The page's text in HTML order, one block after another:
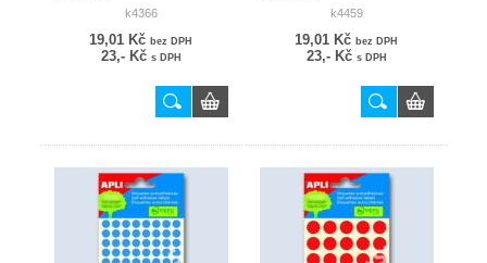
k4366
19,01 Kč bez DPH
23,- Kč s DPH
k4459
19,01 Kč bez DPH
23,- Kč s DPH